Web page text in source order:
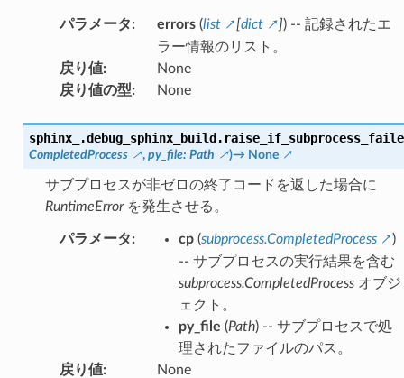
パラメータ: errors(list [dict ]) -- 記録されたエ
ラー情報のリスト。
戻り値:
None
戻り値の型: None
sphinx_.debug_sphinx_build.
CompletedProcess , py_file: Path )→ None
サブプロセスが非ゼロの終了コードを返した場合に
RuntimeErrorを発生させる。
パラメータ: cp(subprocess.CompletedProcess
)
-- サブプロセスの実行結果を含む
subprocess.CompletedProcessオブジ
ェクト。
py_file (Path) -- サブプロセスで処
理されたファイルのパス。
戻り値:
None